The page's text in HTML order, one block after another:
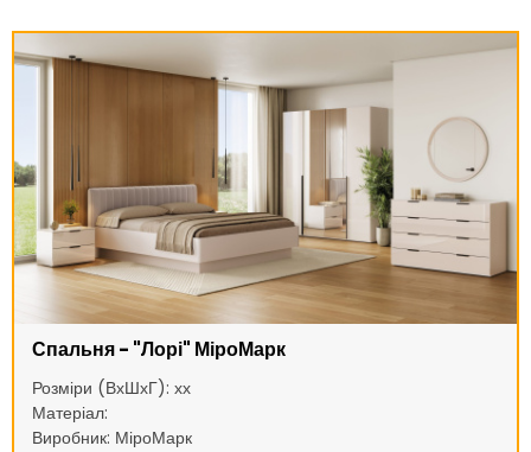
Спальня - "Лорі" МіроМарк
Розміри (ВхШхГ): хх
Матеріал:
Виробник: МіроМарк